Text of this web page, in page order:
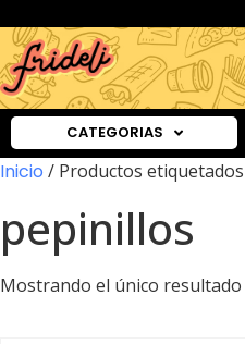
CATEGORIAS
Inicio / Productos
pepinillos
Mostrando el único resultado